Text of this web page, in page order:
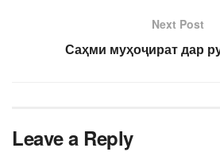
Next Post
Саҳми муҳоҷират дар
Leave a Reply